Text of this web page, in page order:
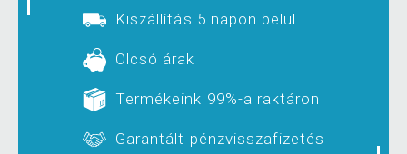
Kiszállítás 5 napon belül
Olcsó árak
Termékeink 99%-a raktáron
Garantált pénzvisszafizetés